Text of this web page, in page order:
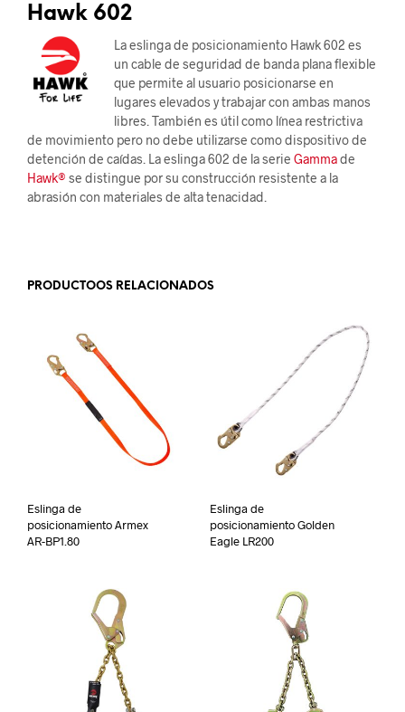
Hawk 602
La eslinga de posicionamiento Hawk 602 es
un cable de seguridad de banda plana flexible
que permite al usuario posicionarse en
lugares elevados y trabajar con ambas manos
libres. También es útil como línea restrictiva
de movimiento pero no debe utilizarse como dispositivo de
detención de caídas. La eslinga 602 de la serie Gammade
Hawk® se distingue por su construcción resistente a la
abrasión con materiales de alta tenacidad.
PRODUCTOOS RELACIONADOS
Eslinga de
posicionamiento Armex
AR-BP1.80
Eslinga de
posicionamiento Golden
Eagle LR200